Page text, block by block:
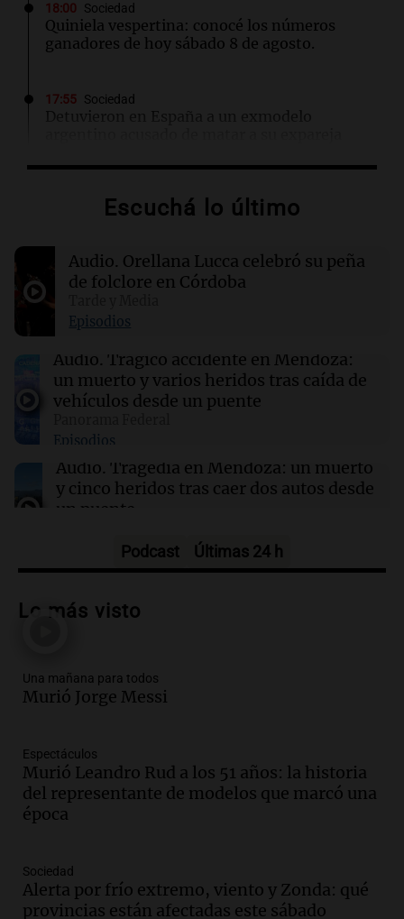
18:00 Sociedad
Quiniela vespertina: conocé los números
ganadores de hoy sábado 8 de agosto.
17:55 Sociedad
Detuvieron en España a un exmodelo
El impactante momento en que un terremoto
Japón
Conductores demandan a Mercedes AMG por
quemaduras ocasionadas por el logotipo del
vehículo
17:43 Deportes
Estudiantes y se posiciona en la tabla
Escuchá lo último
Audio. Orellana Lucca celebró su peña
de folclore en Córdoba
Episodios
Audio. Trágico accidente en Mendoza:
un muerto y varios heridos tras caída de
vehículos desde un puente
Episodios
Audio. Tragedia en Mendoza: un muerto
y cinco heridos tras caer dos autos desde
un puente
Audio.Messi llegará esta noche a
tras la muerte de su papá
Audio.Ley de Propiedad Privada: el revés
en el Congreso expuso una debilidad
Episodios
Audio.Casabindo se prepara para una
celebración única: 30.000 turistas y el
Episodios
Audio. Borges, abogada de Pourrain:
Podcast Últimas 24 h
Lo más visto
Una mañana para todos
Murió Jorge Messi
Espectáculos
Murió Leandro Rud a los 51 años: la historia
del representante de modelos que marcó una
época
Sociedad
Alerta por frío extremo, viento y Zonda: qué
provincias están afectadas este sábado